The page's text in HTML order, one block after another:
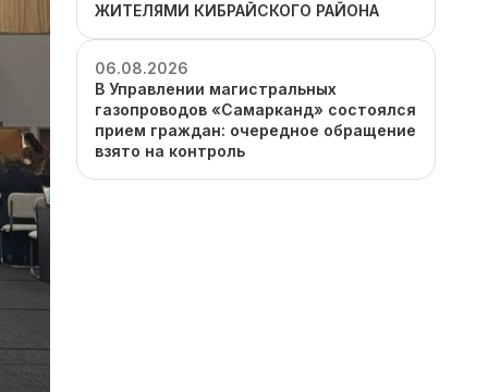
ЖИТЕЛЯМИ КИБРАЙСКОГО РАЙОНА
06.08.2026
В Управлении магистральных
газопроводов «Самарканд» состоялся
прием граждан: очередное обращение
взято на контроль